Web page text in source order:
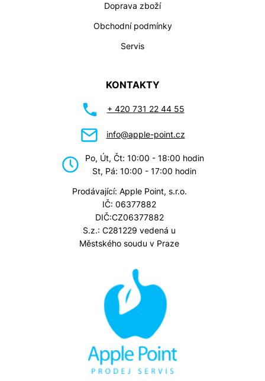
Doprava zboží
Obchodní podmínky
Servis
KONTAKTY
+ 420 731 22 44 55
info@apple-point.cz
Po, Út, Čt: 10:00 - 18:00 hodin
St, Pá: 10:00 - 17:00 hodin
Prodávající: Apple Point, s.r.o.
IČ: 06377882
DIČ:CZ06377882
S.z.: C281229 vedená u
Městského soudu v Praze